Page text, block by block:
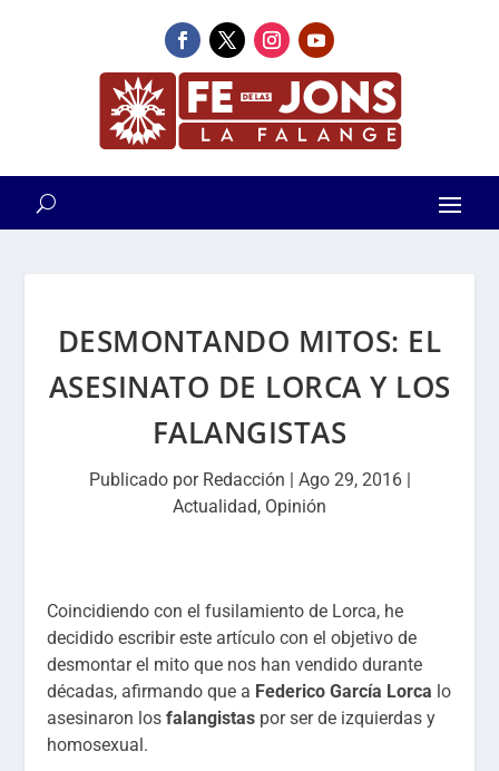
DESMONTANDO MITOS: EL
ASESINATO DE LORCA Y LOS
FALANGISTAS
Publicado por Redacción | Ago 29, 2016|
Actualidad, Opinión
Coincidiendo con el fusilamiento de Lorca, he
decidido escribir este artículo con el objetivo de
desmontar el mito que nos han vendido durante
décadas, afirmando que a Federico García Lorca lo
asesinaron losfalangistas por ser de izquierdas y
homosexual.